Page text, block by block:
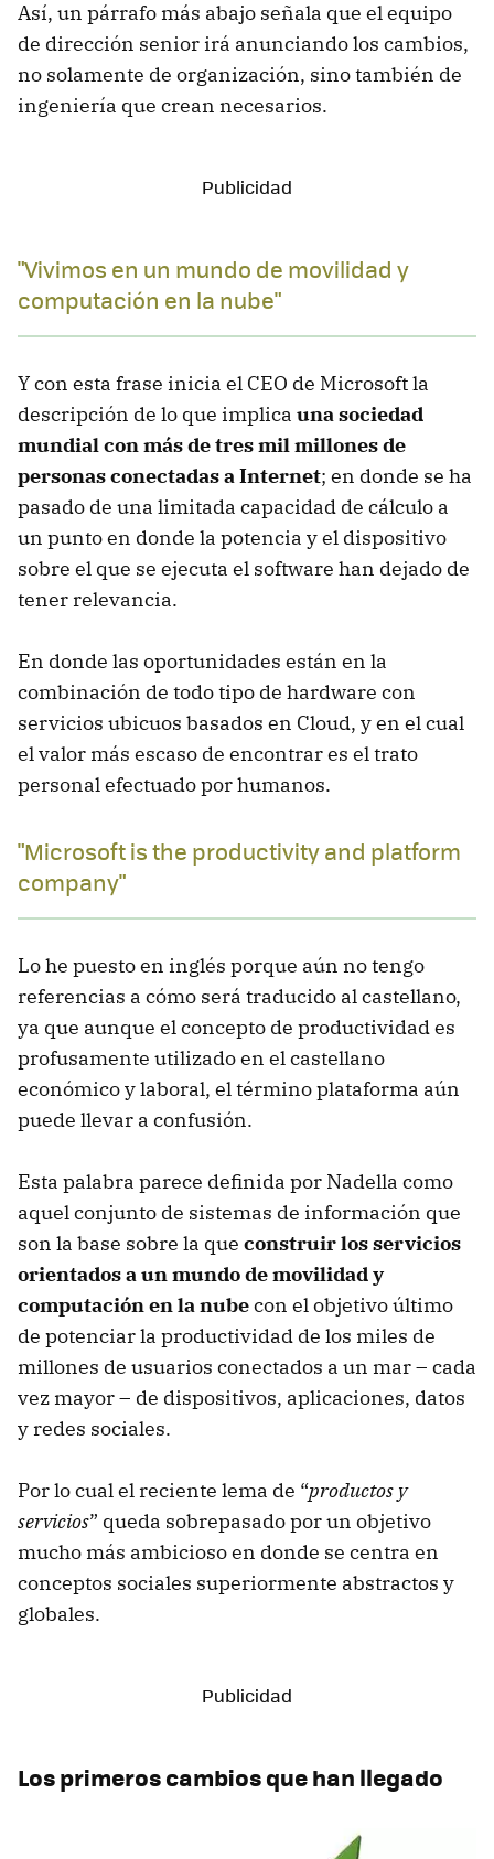
Así, un párrafo más abajo señala que el equipo
de dirección senior irá anunciando los cambios,
no solamente de organización, sino también de
ingeniería que crean necesarios.
"Vivimos en un mundo de movilidad y
computación en la nube"
Y con esta frase inicia el CEO de Microsoft la
descripción de lo que implica una sociedad
mundial con más de tres mil millones de
personas conectadas a Internet; en donde se ha
pasado de una limitada capacidad de cálculo a
un punto en donde la potencia y el dispositivo
sobre el que se ejecuta el software han dejado de
tener relevancia.
En donde las oportunidades están en la
combinación de todo tipo de hardware con
servicios ubicuos basados en Cloud, y en el cual
el valor más escaso de encontrar es el trato
personal efectuado por humanos.
"Microsoft is the productivity and platform
company"
Lo he puesto en inglés porque aún no tengo
referencias a cómo será traducido al castellano,
ya que aunque el concepto de productividad es
profusamente utilizado en el castellano
económico y laboral, el término plataforma aún
puede llevar a confusión.
Esta palabra parece definida por Nadella como
aquel conjunto de sistemas de información que
son la base sobre la que construir los servicios
orientados a un mundo de movilidad y
computación en la nubecon el objetivo último
de potenciar la productividad de los miles de
millones de usuarios conectados a un mar – cada
vez mayor – de dispositivos, aplicaciones, datos
y redes sociales.
Por lo cual el reciente lema de “productos y
servicios” queda sobrepasado por un objetivo
mucho más ambicioso en donde se centra en
conceptos sociales superiormente abstractos y
globales.
Los primeros cambios que han llegado